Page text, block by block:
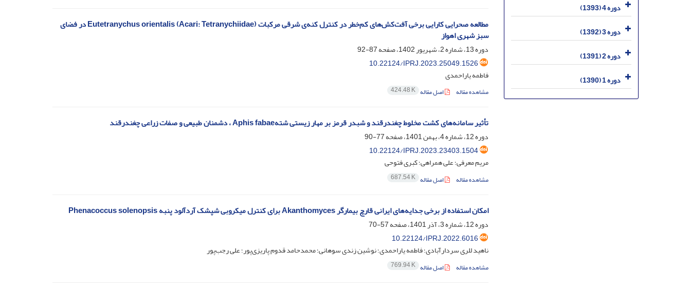
مطالعه صحرایی کارایی برخی آفت‌کش‌های کم‌خطر در کنترل کنه‌ی شرقی مرکبات Eutetranychus orientalis (Acari: Tetranychiidae) در فضای
سبز شهری اهواز
دوره 13، شماره 2، شهریور 1402، صفحه
87-92
10.22124/IPRJ.2023.25049.1526
فاطمه یاراحمدی
مشاهده مقاله اصل مقاله 424.48 K
تأثیر سامانه‌های کشت مخلوط چغندرقند و شبدر قرمز بر مهار زیستی شتهAphis fabae ، دشمنان طبیعی و صفات زراعی چغندرقند
دوره 12، شماره 4، بهمن 1401، صفحه
77-90
10.22124/IPRJ.2023.23403.1504
مریم معرفی؛ علی همراهی؛ کبری فتوحی
مشاهده مقاله اصل مقاله 687.54 K
امکان استفاده از برخی جدایه‌های ایرانی قارچ بیمارگر Akanthomyces برای کنترل میکروبی شپشک آردآلود پنبه Phenacoccus solenopsis
دوره 12، شماره 3، آذر 1401، صفحه
57-70
10.22124/IPRJ.2022.6016
ناهید للری سردارآبادی؛ فاطمه یاراحمدی؛ نوشین زندی سوهانی؛ محمدحامد قدوم پاریزی‌پور؛ علی رجب‌پور
مشاهده مقاله اصل مقاله 769.94 K
دوره 4 (1393)
دوره 3 (1392)
دوره 2 (1391)
دوره 1 (1390)